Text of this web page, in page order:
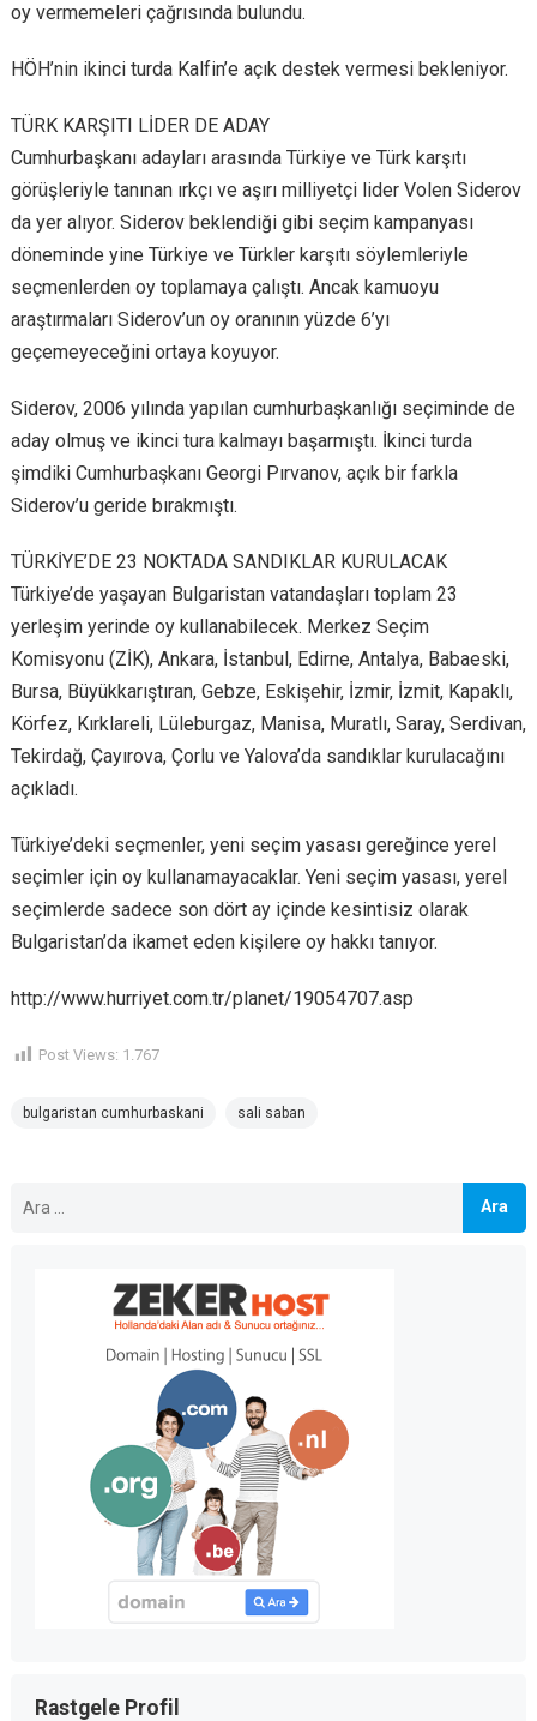
oy vermemeleri çağrısında bulundu.
HÖH’nin ikinci turda Kalfin’e açık destek vermesi bekleniyor.
TÜRK KARŞITI LİDER DE ADAY
Cumhurbaşkanı adayları arasında Türkiye ve Türk karşıtı
görüşleriyle tanınan ırkçı ve aşırı milliyetçi lider Volen Siderov
da yer alıyor. Siderov beklendiği gibi seçim kampanyası
döneminde yine Türkiye ve Türkler karşıtı söylemleriyle
seçmenlerden oy toplamaya çalıştı. Ancak kamuoyu
araştırmaları Siderov’un oy oranının yüzde 6’yı
geçemeyeceğini ortaya koyuyor.
Siderov, 2006 yılında yapılan cumhurbaşkanlığı seçiminde de
aday olmuş ve ikinci tura kalmayı başarmıştı. İkinci turda
şimdiki Cumhurbaşkanı Georgi Pırvanov, açık bir farkla
Siderov’u geride bırakmıştı.
TÜRKİYE’DE 23 NOKTADA SANDIKLAR KURULACAK
Türkiye’de yaşayan Bulgaristan vatandaşları toplam 23
yerleşim yerinde oy kullanabilecek. Merkez Seçim
Komisyonu (ZİK), Ankara, İstanbul, Edirne, Antalya, Babaeski,
Bursa, Büyükkarıştıran, Gebze, Eskişehir, İzmir, İzmit, Kapaklı,
Körfez, Kırklareli, Lüleburgaz, Manisa, Muratlı, Saray, Serdivan,
Tekirdağ, Çayırova, Çorlu ve Yalova’da sandıklar kurulacağını
açıkladı.
Türkiye’deki seçmenler, yeni seçim yasası gereğince yerel
seçimler için oy kullanamayacaklar. Yeni seçim yasası, yerel
seçimlerde sadece son dört ay içinde kesintisiz olarak
Bulgaristan’da ikamet eden kişilere oy hakkı tanıyor.
http://www.hurriyet.com.tr/planet/19054707.asp
Post Views: 1.767
bulgaristan cumhurbaskani sali saban
Rastgele Profil